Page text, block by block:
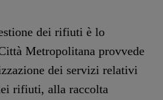
dei rifiuti è lo
Metropolitana provvede
dei servizi relativi
rifiuti, alla raccolta